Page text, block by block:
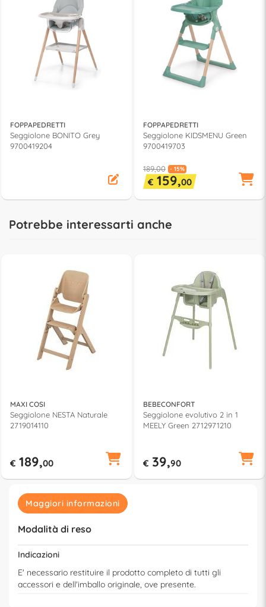
FOPPAPEDRETTI
Seggiolone BONITO Grey
9700419204
FOPPAPEDRETTI
Seggiolone KIDSMENU Green
9700419703
189,00 - 15%
€ 159,00
Potrebbe interessarti anche
MAXI COSI
Seggiolone NESTA Naturale
2719014110
€ 189,00
BEBECONFORT
Seggiolone evolutivo 2 in 1
MEELY Green 2712971210
€ 39,90
Maggiori informazioni
Modalità di reso
Indicazioni
E' necessario restituire il prodotto completo di tutti gli
accessori e dell'imballo originale, ove presente.